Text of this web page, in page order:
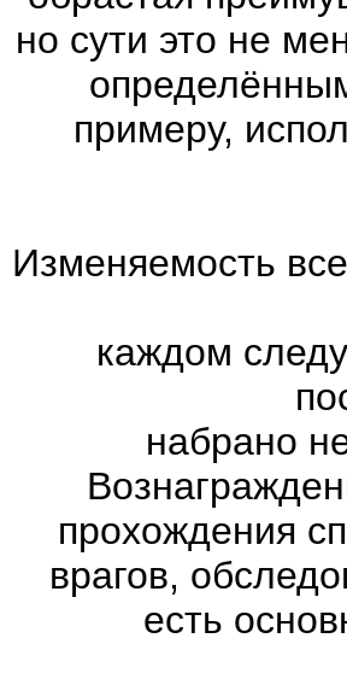
но сути это не
примеру,
Изменяемость
каждом
набрано
прохождения
врагов,
есть